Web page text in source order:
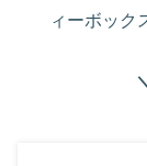
ィーボック